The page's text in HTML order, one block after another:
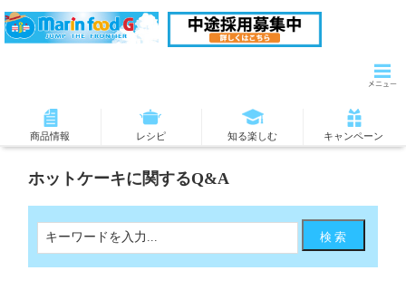
商品情報 レシピ 知る楽しむ キャンペーン
ホットケーキに関するQ&A